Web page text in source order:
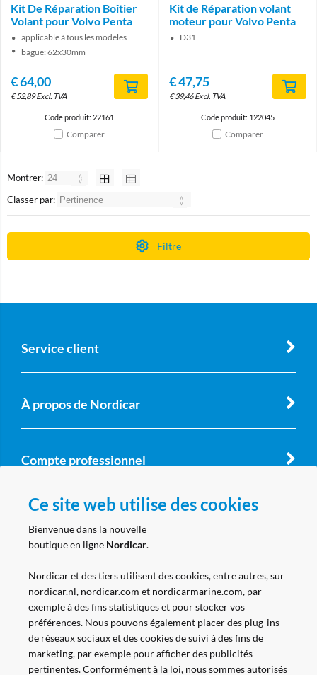
Kit De Réparation Boîtier
Volant pour Volvo Penta
applicable à tous les modèles
bague: 62x30mm
€64,00
€52,89 Excl. TVA
Code produit: 22161
Comparer
Kit de Réparation volant
moteur pour Volvo Penta
D31
€47,75
€39,46 Excl. TVA
Code produit: 122045
Comparer
Montrer:
Classer par:
Filtre
Service client
À propos de Nordicar
Compte professionnel
Suivez nous
Ce site web utilise des cookies
Bienvenue dans la nouvelle
boutique en ligne Nordicar.
Nordicar et des tiers utilisent des cookies, entre autres, sur
nordicar.nl, nordicar.com et nordicarmarine.com, par
exemple à des fins statistiques et pour stocker vos
préférences. Nous pouvons également placer des plug-ins
de réseaux sociaux et des cookies de suivi à des fins de
marketing, par exemple pour afficher des publicités
pertinentes. Conformément à la loi, nous sommes autorisés